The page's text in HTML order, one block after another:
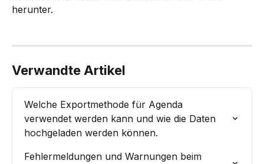
herunter.
Verwandte Artikel
Welche Exportmethode für Agenda
verwendet werden kann und wie die Daten
hochgeladen werden können.
Fehlermeldungen und Warnungen beim